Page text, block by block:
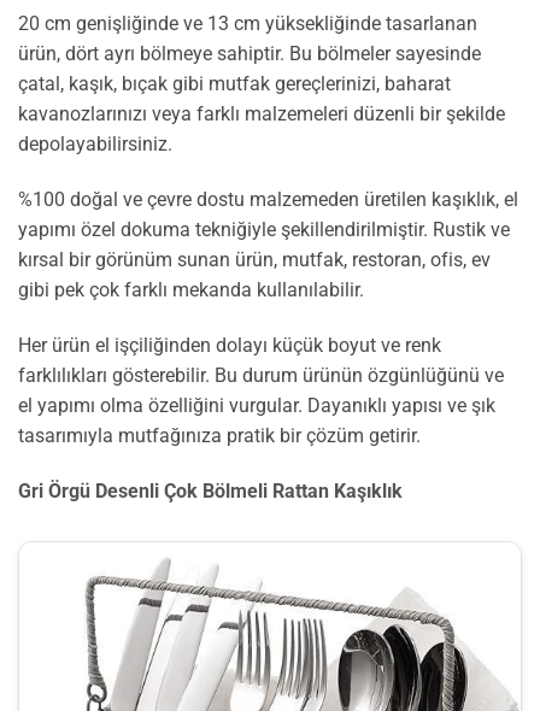
20 cm genişliğinde ve 13 cm yüksekliğinde tasarlanan
ürün, dört ayrı bölmeye sahiptir. Bu bölmeler sayesinde
çatal, kaşık, bıçak gibi mutfak gereçlerinizi, baharat
kavanozlarınızı veya farklı malzemeleri düzenli bir şekilde
depolayabilirsiniz.
%100 doğal ve çevre dostu malzemeden üretilen kaşıklık, el
yapımı özel dokuma tekniğiyle şekillendirilmiştir. Rustik ve
kırsal bir görünüm sunan ürün, mutfak, restoran, ofis, ev
gibi pek çok farklı mekanda kullanılabilir.
Her ürün el işçiliğinden dolayı küçük boyut ve renk
farklılıkları gösterebilir. Bu durum ürünün özgünlüğünü ve
el yapımı olma özelliğini vurgular. Dayanıklı yapısı ve şık
tasarımıyla mutfağınıza pratik bir çözüm getirir.
Gri Örgü Desenli Çok Bölmeli Rattan Kaşıklık